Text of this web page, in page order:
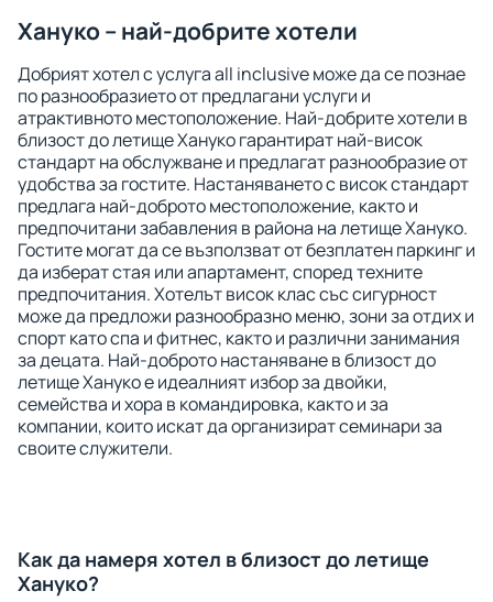
Хануко – най-добрите хотели
Добрият хотел с услуга all inclusive може да се познае
по разнообразието от предлагани услуги и
атрактивното местоположение. Най-добрите хотели в
близост до летище Хануко гарантират най-висок
стандарт на обслужване и предлагат разнообразие от
удобства за гостите. Настаняването с висок стандарт
предлага най-доброто местоположение, както и
предпочитани забавления в района на летище Хануко.
Гостите могат да се възползват от безплатен паркинг и
да изберат стая или апартамент, според техните
предпочитания. Хотелът висок клас със сигурност
може да предложи разнообразно меню, зони за отдих и
спорт като спа и фитнес, както и различни занимания
за децата. Най-доброто настаняване в близост до
летище Хануко е идеалният избор за двойки,
семейства и хора в командировка, както и за
компании, които искат да организират семинари за
своите служители.
Как да намеря хотел в близост до летище
Хануко?